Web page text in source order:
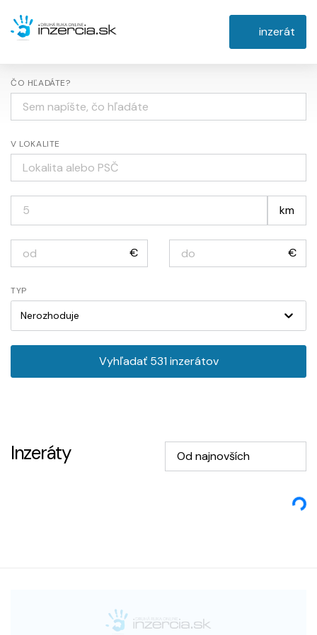
inzerát
ČO HĽADÁTE?
V LOKALITE
km
€ €
TYP
Nerozhoduje
Vyhľadať 531 inzerátov
Inzeráty Od najnovších
Loading...